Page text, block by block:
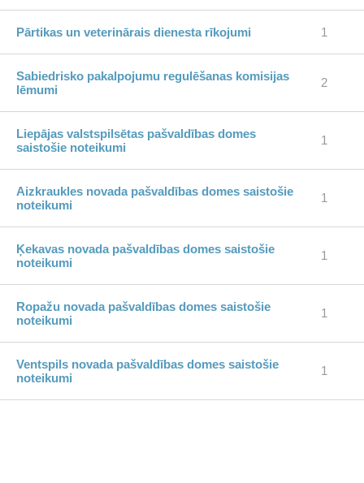
Pārtikas un veterinārais dienesta rīkojumi 1
Sabiedrisko pakalpojumu regulēšanas komisijas
lēmumi
2
Liepājas valstspilsētas pašvaldības domes
saistošie noteikumi
1
Aizkraukles novada pašvaldības domes saistošie
noteikumi
1
Ķekavas novada pašvaldības domes saistošie
noteikumi
1
Ropažu novada pašvaldības domes saistošie
noteikumi
1
Ventspils novada pašvaldības domes saistošie
noteikumi
1